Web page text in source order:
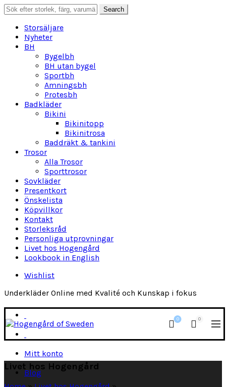
Search
for:
Search
Storsäljare
Nyheter
BH
Bygelbh
BH utan bygel
Sportbh
Amningsbh
Protesbh
Badkläder
Bikini
Bikinitopp
Bikinitrosa
Baddräkt & tankini
Trosor
Alla Trosor
Sporttrosor
Sovkläder
Presentkort
Önskelista
Köpvillkor
Kontakt
Storleksråd
Personliga utprovningar
Livet hos Hogengård
Lookbook in English
Wishlist
Underkläder Online med Kvalité och Kunskap i fokus
Mitt konto
Blog
0 0
Livet hos Hogengård